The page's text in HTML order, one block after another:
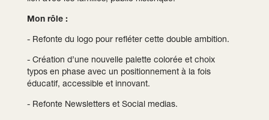
Mon rôle :
- Refonte du logo pour refléter cette double ambition.
- Création d’une nouvelle palette colorée et choix
typos en phase avec un positionnement à la fois
éducatif, accessible et innovant.
- Refonte Newsletters et Social medias.